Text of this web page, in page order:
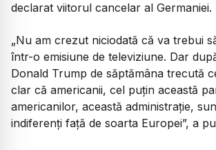
declarat viitorul cancelar al Germaniei.
„Nu am crezut niciodată că va trebui
într-o emisiune de televiziune. Dar
Donald Trump de săptămâna trecută
clar că americanii, cel puțin această
americanilor, această administrație,
indiferenți față de soarta Europei”, a